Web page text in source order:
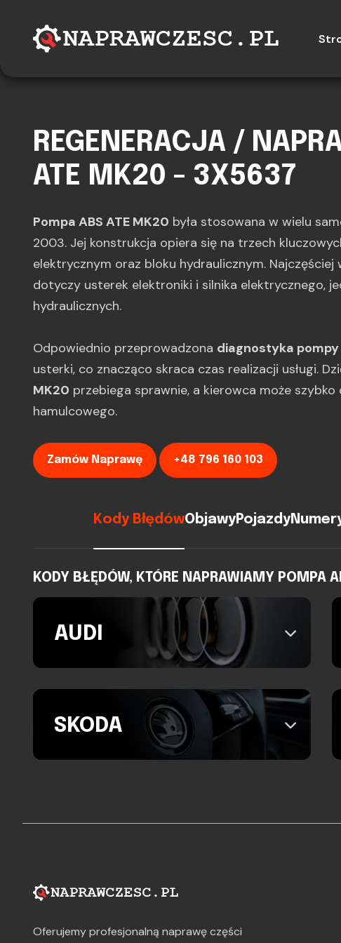
REGENERACJA /
ATE MK20 - 3X5637
Pompa ABS ATE MK20 była stosowana w wielu
2003. Jej konstrukcja opiera się na trzech
elektrycznym oraz bloku hydraulicznym. Najczęściej
dotyczy usterek elektroniki i silnika elektrycznego,
hydraulicznych.
Odpowiednio przeprowadzona diagnostyka pompy
usterki, co znacząco skraca czas realizacji usługi.
MK20 przebiega sprawnie, a kierowca może szybko
hamulcowego.
Zamów Naprawę +48 796 160 103
Kody BłędówObjawyPojazdy
KODY BŁĘDÓW, KTÓRE NAPRAWIAMY POMPA
AUDI
SKODA
Oferujemy profesjonalną naprawę części